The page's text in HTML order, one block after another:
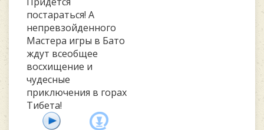
постараться! А
непревзойденного
Мастера игры в Бато
ждут всеобщее
восхищение и
чудесные
приключения в горах
Тибета!